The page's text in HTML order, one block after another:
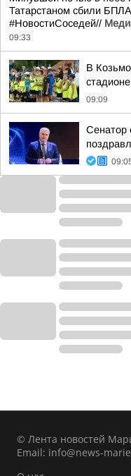
Татарстаном сбили
#НовостиСоседей//
09:33
В
09:09
Сенатор
© Лента новостей
Email: info@news-